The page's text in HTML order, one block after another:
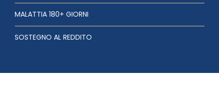
MALATTIA 180+ GIORNI
SOSTEGNO AL REDDITO